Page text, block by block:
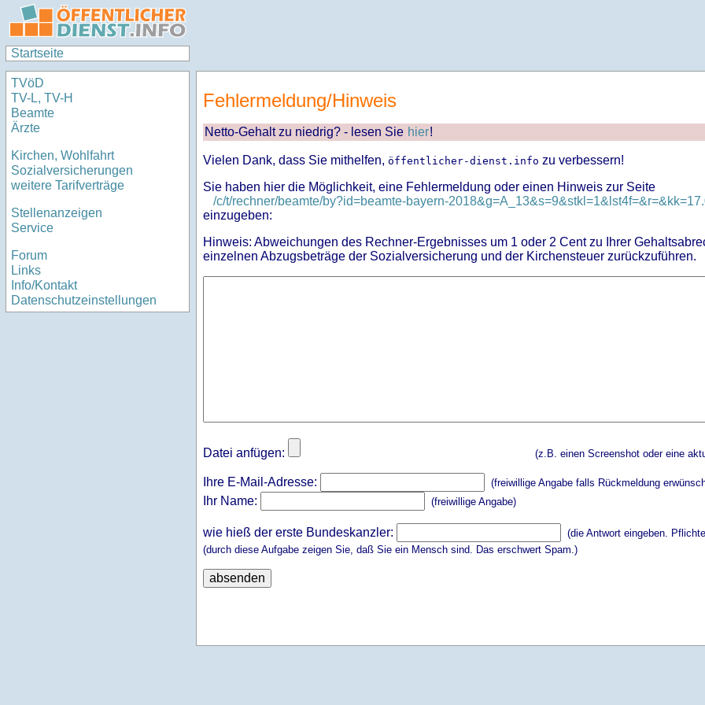
Startseite
TVöD
TV-L, TV-H
Beamte
Ärzte
Kirchen, Wohlfahrt
Sozialversicherungen
weitere Tarifverträge
Stellenanzeigen
Service
Forum
Links
Info/Kontakt
Datenschutzeinstellungen
Fehlermeldung/Hinweis
Netto-Gehalt zu niedrig? - lesen Sie hier!
Vielen Dank, dass Sie mithelfen, öffentlicher-dienst.info zu verbessern!
Sie haben hier die Möglichkeit, eine Fehlermeldung oder einen Hinweis zur Seite
/c/t/rechner/beamte/by?id=beamte-bayern-
einzugeben:
Hinweis: Abweichungen des Rechner-Ergebnisses um 1 oder 2 Cent zu Ihrer
einzelnen Abzugsbeträge der Sozialversicherung und der Kirchensteuer zurückzuführen.
Datei anfügen: (z.B. einen Screenshot oder eine
Ihre E-Mail-Adresse: (freiwillige Angabe falls Rückmeldung
Ihr Name: (freiwillige Angabe)
wie hieß der erste Bundeskanzler:
(die Antwort eingeben.
(durch diese Aufgabe zeigen Sie, daß Sie ein Mensch sind. Das erschwert Spam.)